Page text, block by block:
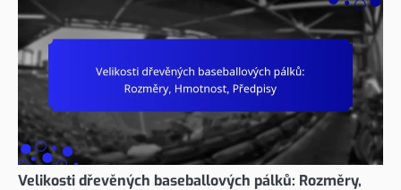
Velikosti dřevěných baseballových pálků: Rozměry,